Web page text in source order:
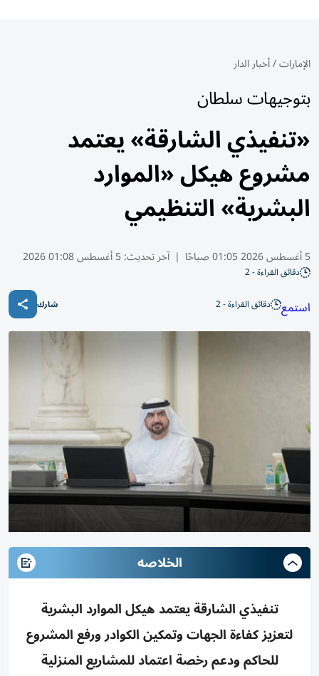
الإمارات/أخبار الدار
بتوجيهات سلطان
«تنفيذي الشارقة» يعتمد
مشروع هيكل «الموارد
البشرية» التنظيمي
5 أغسطس 2026 01:05 صباحًا | آخر تحديث:5 أغسطس 01:08 2026
دقائق القراءة - 2
استمع دقائق القراءة - 2 شارك
الخلاصه
تنفيذي الشارقة يعتمد هيكل الموارد البشرية
لتعزيز كفاءة الجهات وتمكين الكوادر ورفع المشروع
للحاكم ودعم رخصة اعتماد للمشاريع المنزلية